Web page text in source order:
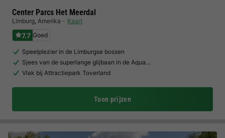
Center Parcs Het Meerdal
Limburg, Amerika Kaart
7.7 Goed
Speelplezier in de Limburgse bossen
Sjees van de superlange glijbaan in de Aqua…
Vlak bij Attractiepark Toverland
Toon prijzen